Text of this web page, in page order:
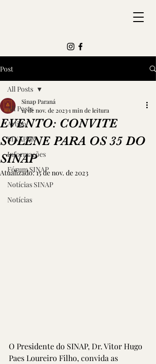
Post
All Posts
Artigo
SINAPPR
Informações
Fórum SINAP
Notícias SINAP
Notícias
All Posts
EVENTO: CONVITE
SOLENE PARA OS 35 DO
SINAP
Sinap Paraná
14 de nov. de 20231 min de leitura
Atualizado:15 de nov. de 2023
O Presidente do SINAP, Dr. Vitor Hugo
Paes Loureiro Filho, convida as